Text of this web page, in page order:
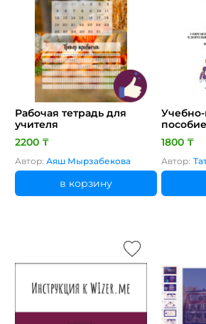
Рабочая тетрадь для
учителя
2200 ₸
Автор: Аяш Мырзабекова
в корзину
1800 ₸
Автор: